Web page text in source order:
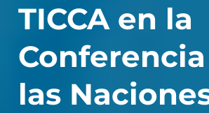
TICCA en la
las